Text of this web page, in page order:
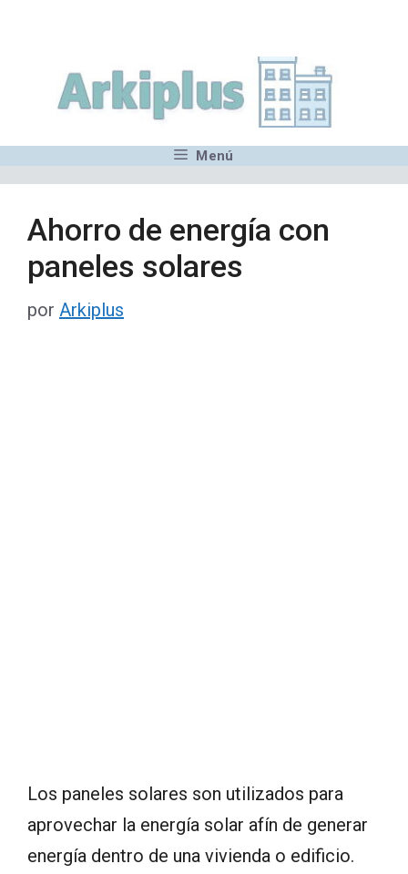
contenido
Menú
Ahorro de energía con
paneles solares
por Arkiplus
Los paneles solares son utilizados para
aprovechar la energía solar afín de generar
energía dentro de una vivienda o edificio.